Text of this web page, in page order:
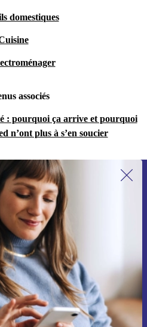
domestiques
associés
: pourquoi ça arrive et pourquoi
n’ont plus à s’en soucier
à notre newsletter pour
fois et économisez 15 € !
plus aucune offre.
aanvragen
des données personnelles
.